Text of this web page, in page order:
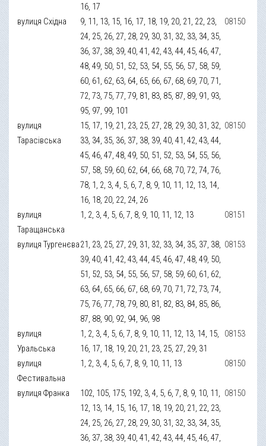
16, 17
вулиця Східна
9, 11, 13, 15, 16, 17, 18, 19, 20, 21, 22, 23,
24, 25, 26, 27, 28, 29, 30, 31, 32, 33, 34, 35,
36, 37, 38, 39, 40, 41, 42, 43, 44, 45, 46, 47,
48, 49, 50, 51, 52, 53, 54, 55, 56, 57, 58, 59,
60, 61, 62, 63, 64, 65, 66, 67, 68, 69, 70, 71,
72, 73, 75, 77, 79, 81, 83, 85, 87, 89, 91, 93,
95, 97, 99, 101
08150
вулиця
Тарасівська
15, 17, 19, 21, 23, 25, 27, 28, 29, 30, 31, 32,
33, 34, 35, 36, 37, 38, 39, 40, 41, 42, 43, 44,
45, 46, 47, 48, 49, 50, 51, 52, 53, 54, 55, 56,
57, 58, 59, 60, 62, 64, 66, 68, 70, 72, 74, 76,
78, 1, 2, 3, 4, 5, 6, 7, 8, 9, 10, 11, 12, 13, 14,
16, 18, 20, 22, 24, 26
08150
вулиця
Таращанська
1, 2, 3, 4, 5, 6, 7, 8, 9, 10, 11, 12, 13 08151
вулиця Тургенєва21, 23, 25, 27, 29, 31, 32, 33, 34, 35, 37, 38,
39, 40, 41, 42, 43, 44, 45, 46, 47, 48, 49, 50,
51, 52, 53, 54, 55, 56, 57, 58, 59, 60, 61, 62,
63, 64, 65, 66, 67, 68, 69, 70, 71, 72, 73, 74,
75, 76, 77, 78, 79, 80, 81, 82, 83, 84, 85, 86,
87, 88, 90, 92, 94, 96, 98
08153
вулиця
Уральська
1, 2, 3, 4, 5, 6, 7, 8, 9, 10, 11, 12, 13, 14, 15,
16, 17, 18, 19, 20, 21, 23, 25, 27, 29, 31
08153
вулиця
Фестивальна
1, 2, 3, 4, 5, 6, 7, 8, 9, 10, 11, 13 08150
вулиця Франка
102, 105, 175, 192, 3, 4, 5, 6, 7, 8, 9, 10, 11,
12, 13, 14, 15, 16, 17, 18, 19, 20, 21, 22, 23,
24, 25, 26, 27, 28, 29, 30, 31, 32, 33, 34, 35,
36, 37, 38, 39, 40, 41, 42, 43, 44, 45, 46, 47,
08150